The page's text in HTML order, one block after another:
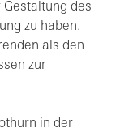
des
zu haben.
als den
zur
in der